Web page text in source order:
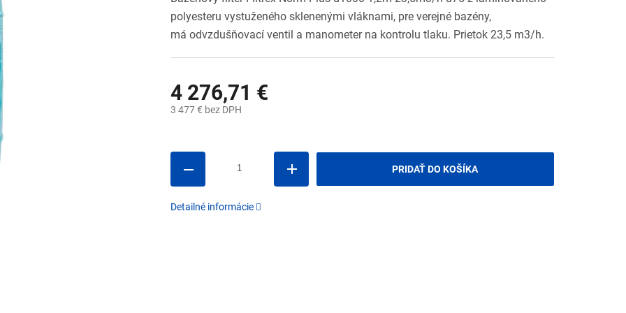
4 276,71 €
3 477 € bez DPH
PRIDAŤ DO KOŠÍKA
polyesteru vystuženého sklenenými vláknami, pre verejné bazény,
má odvzdušňovací ventil a manometer na kontrolu tlaku. Prietok 23,5 m3/h.
Detailné informácie